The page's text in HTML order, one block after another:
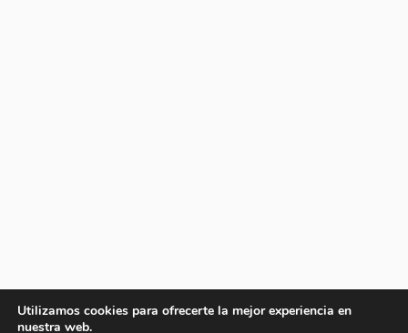
Utilizamos cookies para ofrecerte la mejor experiencia en
nuestra web.